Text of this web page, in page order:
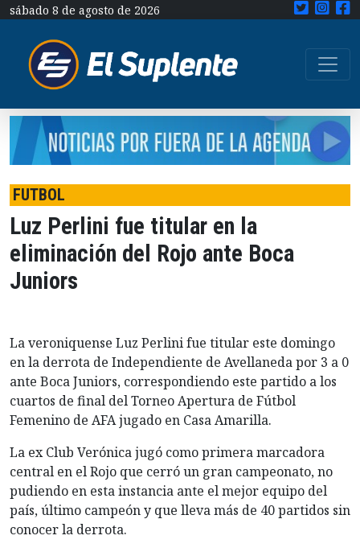
sábado 8 de agosto de 2026
FUTBOL
Luz Perlini fue titular en la
eliminación del Rojo ante Boca
Juniors
La veroniquense Luz Perlini fue titular este domingo
en la derrota de Independiente de Avellaneda por 3 a 0
ante Boca Juniors, correspondiendo este partido a los
cuartos de final del Torneo Apertura de Fútbol
Femenino de AFA jugado en Casa Amarilla.
La ex Club Verónica jugó como primera marcadora
central en el Rojo que cerró un gran campeonato, no
pudiendo en esta instancia ante el mejor equipo del
país, último campeón y que lleva más de 40 partidos sin
conocer la derrota.